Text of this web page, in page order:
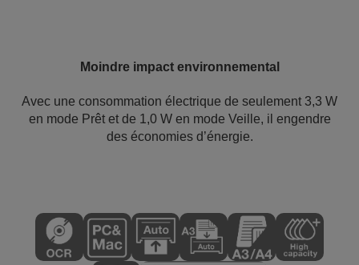
Moindre impact environnemental
Avec une consommation électrique de seulement 3,3 W
en mode Prêt et de 1,0 W en mode Veille, il engendre
des économies d’énergie.